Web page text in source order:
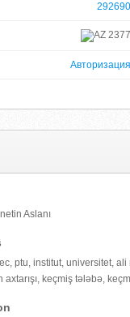
292690
2377
Авторизация
Aslanı
ptu, institut, universitet, ali
axtarışı, keçmiş tələbə,